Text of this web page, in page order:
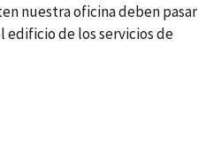
nuestra oficina deben pasar
de los servicios de